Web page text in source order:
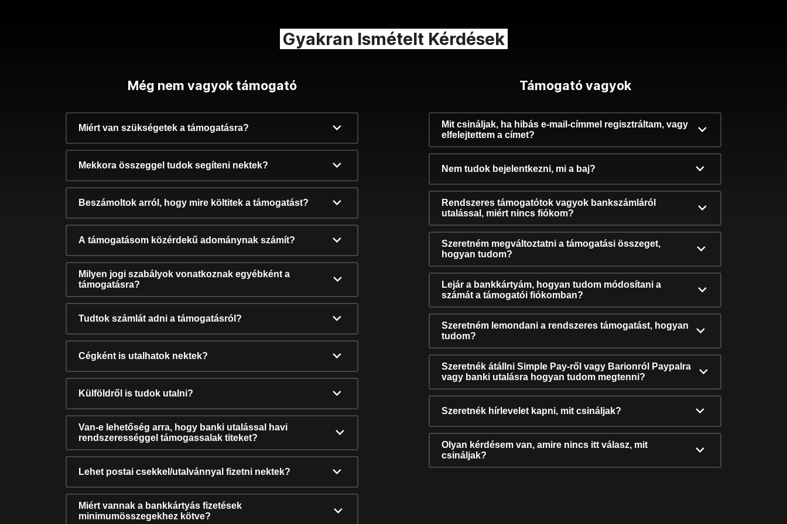
Gyakran Ismételt Kérdések
Még nem vagyok támogató
Miért van szükségetek a támogatásra?
Mekkora összeggel tudok segíteni nektek?
Beszámoltok arról, hogy mire költitek a támogatást?
A támogatásom közérdekű adománynak számít?
Milyen jogi szabályok vonatkoznak egyébként a
támogatásra?
Tudtok számlát adni a támogatásról?
Cégként is utalhatok nektek?
Külföldről is tudok utalni?
Van-e lehetőség arra, hogy banki utalással havi
rendszerességgel támogassalak titeket?
Lehet postai csekkel/utalvánnyal fizetni nektek?
Miért vannak a bankkártyás fizetések
minimumösszegekhez kötve?
Támogató vagyok
Mit csináljak, ha hibás e-mail-címmel regisztráltam, vagy
elfelejtettem a címet?
Nem tudok bejelentkezni, mi a baj?
Rendszeres támogatótok vagyok bankszámláról
utalással, miért nincs fiókom?
Szeretném megváltoztatni a támogatási összeget,
hogyan tudom?
Lejár a bankkártyám, hogyan tudom módosítani a
számát a támogatói fiókomban?
Szeretném lemondani a rendszeres támogatást, hogyan
tudom?
Szeretnék átállni Simple Pay-ről vagy Barionról Paypalra
vagy banki utalásra hogyan tudom megtenni?
Szeretnék hírlevelet kapni, mit csináljak?
Olyan kérdésem van, amire nincs itt válasz, mit
csináljak?